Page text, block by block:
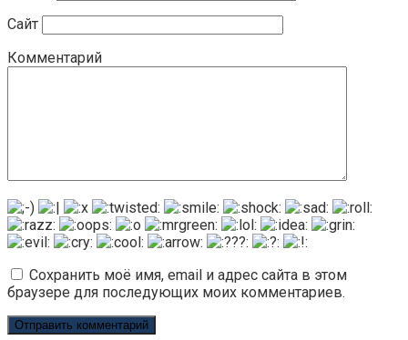
Сайт
Комментарий
Сохранить моё имя, email и адрес сайта в этом
браузере для последующих моих комментариев.